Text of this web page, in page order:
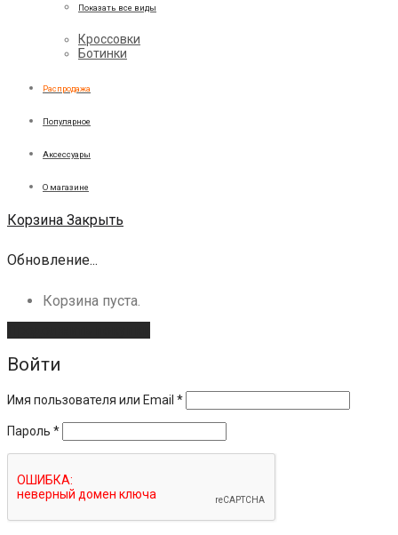
Показать все виды
Кроссовки
Ботинки
Распродажа
Популярное
Аксессуары
О магазине
Корзина Закрыть
Обновление...
Корзина пуста.
Войти
Имя пользователя или Email *
Пароль *